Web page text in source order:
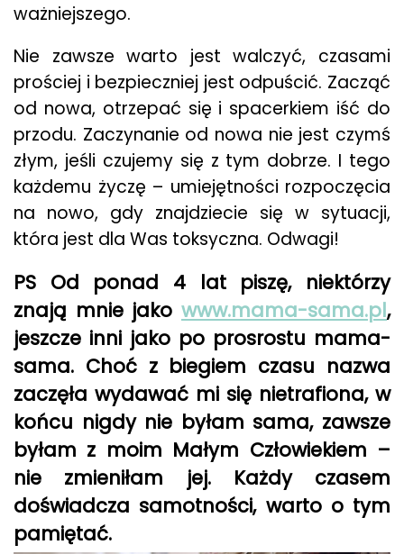
ważniejszego.
Nie zawsze warto jest walczyć, czasami
prościej i bezpieczniej jest odpuścić. Zacząć
od nowa, otrzepać się i spacerkiem iść do
przodu. Zaczynanie od nowa nie jest czymś
złym, jeśli czujemy się z tym dobrze. I tego
każdemu życzę – umiejętności rozpoczęcia
na nowo, gdy znajdziecie się w sytuacji,
która jest dla Was toksyczna. Odwagi!
PS Od ponad 4 lat piszę, niektórzy
znają mnie jako www.mama-sama.pl,
jeszcze inni jako po prosrostu mama-
sama. Choć z biegiem czasu nazwa
zaczęła wydawać mi się nietrafiona, w
końcu nigdy nie byłam sama, zawsze
byłam z moim Małym Człowiekiem –
nie zmieniłam jej. Każdy czasem
doświadcza samotności, warto o tym
pamiętać.